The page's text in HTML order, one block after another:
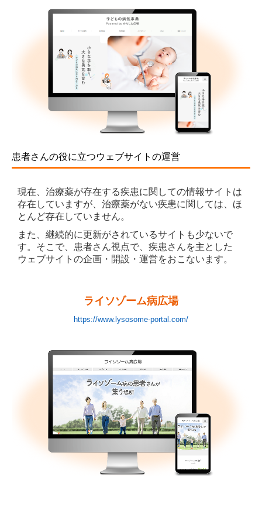
患者さんの役に立つウェブサイトの運営
現在、治療薬が存在する疾患に関しての情報サイトは
存在していますが、治療薬がない疾患に関しては、ほ
とんど存在していません。
また、継続的に更新がされているサイトも少ないで
す。そこで、患者さん視点で、疾患さんを主とした
ウェブサイトの企画・開設・運営をおこないます。
ライソゾーム病広場
https://www.lysosome-portal.com/